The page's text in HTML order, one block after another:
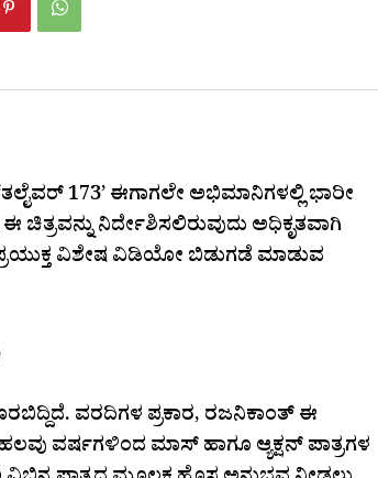
173’ ಈಗಾಗಲೇ ಅಭಿಮಾನಿಗಳಲ್ಲಿ ಭಾರೀ
ನಿರ್ದೇಶಿಸಲಿರುವುದು ಅಧಿಕೃತವಾಗಿ
ಪ್ರಯುಕ್ತ ವಿಶೇಷ ವಿಡಿಯೋ ಬಿಡುಗಡೆ ಮಾಡುವ
ವರದಿಗಳ ಪ್ರಕಾರ, ರಜನಿಕಾಂತ್ ಈ
ವರ್ಷಗಳಿಂದ ಮಾಸ್ ಹಾಗೂ ಆ್ಯಕ್ಷನ್ ಪಾತ್ರಗಳ